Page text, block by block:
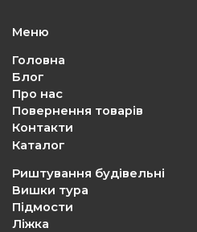
Меню
Головна
Блог
Про нас
Повернення товарів
Контакти
Каталог
Риштування будівельні
Вишки тура
Підмости
Ліжка